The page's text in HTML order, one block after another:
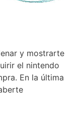
y mostrarte
el nintendo
En la última